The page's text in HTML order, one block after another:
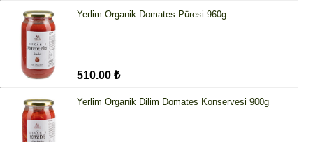
Yerlim Organik Domates Püresi 960g
510.00 ₺
Yerlim Organik Dilim Domates Konservesi 900g